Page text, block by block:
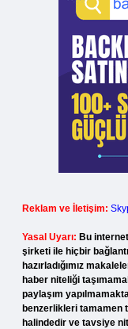
Reklam ve İletişim:
Yasal Uyarı: Bu
şirketi ile hiçbir
hazırladığımız
haber niteliği
paylaşım
benzerlikleri tamamen
halindedir ve tavsiye